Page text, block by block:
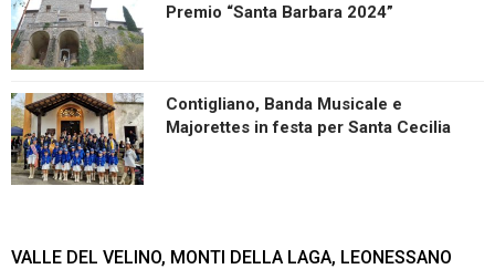
Premio “Santa Barbara 2024”
Contigliano, Banda Musicale e
Majorettes in festa per Santa Cecilia
VALLE DEL VELINO, MONTI DELLA LAGA, LEONESSANO